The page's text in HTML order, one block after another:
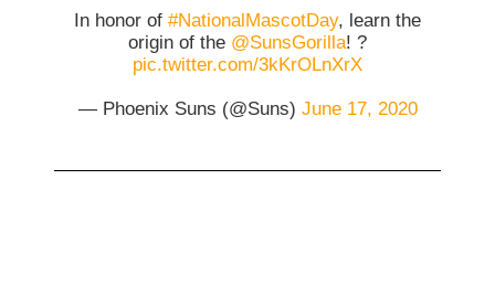
In honor of #NationalMascotDay, learn the
origin of the @SunsGorilla! ?
pic.twitter.com/3kKrOLnXrX
— Phoenix Suns (@Suns) June 17, 2020